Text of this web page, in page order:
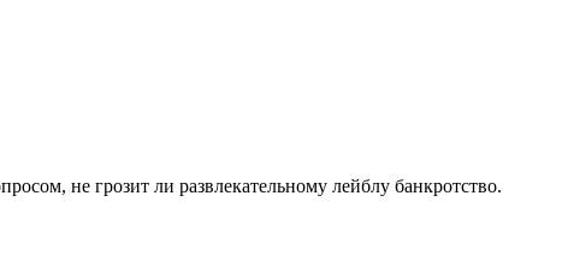
не грозит ли развлекательному лейблу банкротство.